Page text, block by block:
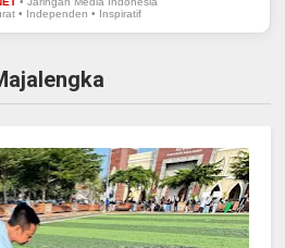
• Independen • Inspiratif